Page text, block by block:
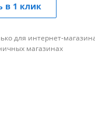
в 1 клик
для интернет-
магазинах